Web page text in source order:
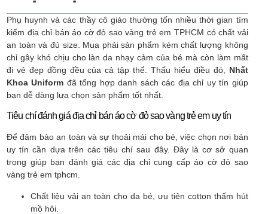
Phụ huynh và các thầy cô giáo thường tốn nhiều thời gian tìm
kiếm địa chỉ bán áo cờ đỏ sao vàng trẻ em TPHCM có chất vải
an toàn và đủ size. Mua phải sản phẩm kém chất lượng không
chỉ gây khó chịu cho làn da nhạy cảm của bé mà còn làm mất
đi vẻ đẹp đồng đều của cả tập thể. Thấu hiểu điều đó, Nhất
Khoa Uniform đã tổng hợp danh sách các địa chỉ uy tín giúp
bạn dễ dàng lựa chọn sản phẩm tốt nhất.
Tiêu chí đánh giá địa chỉ bán áo cờ đỏ sao vàng trẻ em uy tín
Để đảm bảo an toàn và sự thoải mái cho bé, việc chọn nơi bán
uy tín cần dựa trên các tiêu chí sau đây. Đây là cơ sở quan
trọng giúp bạn đánh giá các địa chỉ cung cấp áo cờ đỏ sao
vàng trẻ em tphcm.
Chất liệu vải an toàn cho da bé, ưu tiên cotton thấm hút
mồ hôi.